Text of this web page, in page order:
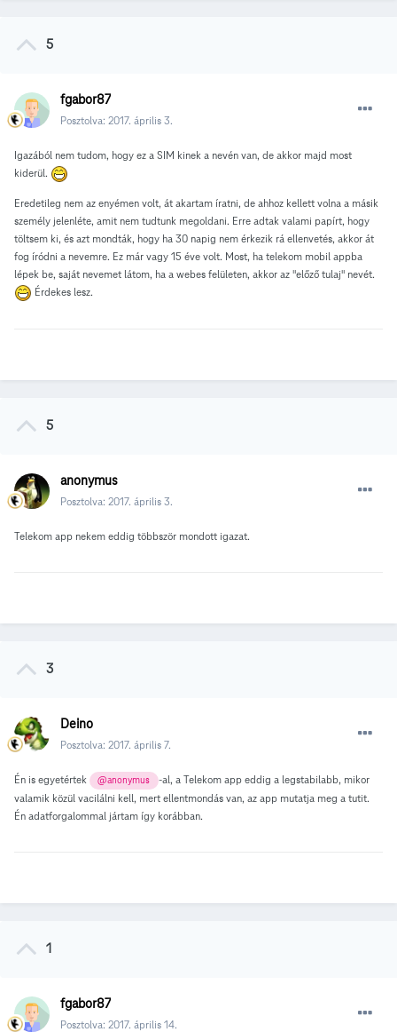
5
fgabor87
Posztolva: 2017. április 3.
Igazából nem tudom, hogy ez a SIM kinek a nevén van, de akkor majd most
kiderül.
Eredetileg nem az enyémen volt, át akartam íratni, de ahhoz kellett volna a másik
személy jelenléte, amit nem tudtunk megoldani. Erre adtak valami papírt, hogy
töltsem ki, és azt mondták, hogy ha 30 napig nem érkezik rá ellenvetés, akkor át
fog íródni a nevemre. Ez már vagy 15 éve volt. Most, ha telekom mobil appba
lépek be, saját nevemet látom, ha a webes felületen, akkor az "előző tulaj" nevét.
Érdekes lesz.
5
anonymus
Posztolva: 2017. április 3.
Telekom app nekem eddig többször mondott igazat.
3
Deino
Posztolva: 2017. április 7.
Én is egyetértek @anonymus
-al, a Telekom app eddig a legstabilabb, mikor
valamik közül vacilálni kell, mert ellentmondás van, az app mutatja meg a tutit.
Én adatforgalommal jártam így korábban.
1
fgabor87
Posztolva: 2017. április 14.